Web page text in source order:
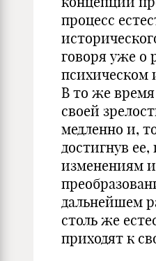
процесс
говоря уже о
психическом
В то же
своей
медленно и,
достигнув
изменениям и
дальнейшем
столь же
приходят к